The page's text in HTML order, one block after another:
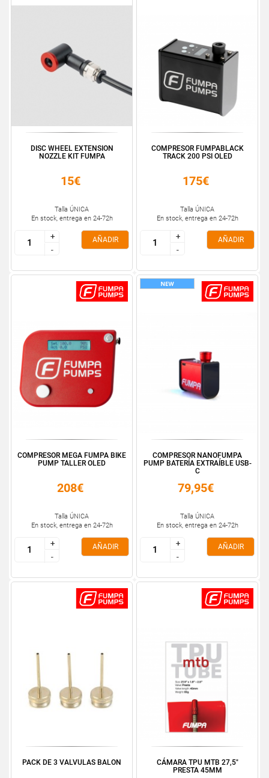
DISC WHEEL EXTENSION
NOZZLE KIT FUMPA
15€
Talla ÚNICA
En stock, entrega en 24-72h
+
-
+
-
AÑADIR
COMPRESOR FUMPABLACK
TRACK 200 PSI OLED
175€
Talla ÚNICA
En stock, entrega en 24-72h
+
-
+
-
AÑADIR
COMPRESOR MEGA FUMPA BIKE
PUMP TALLER OLED
208€
Talla ÚNICA
En stock, entrega en 24-72h
+
-
+
-
AÑADIR
COMPRESOR NANOFUMPA
PUMP BATERÍA EXTRAÍBLE USB-
C
79,95€
Talla ÚNICA
En stock, entrega en 24-72h
+
-
+
-
AÑADIR
PACK DE 3 VALVULAS BALON
CÁMARA TPU MTB 27,5"
PRESTA 45MM